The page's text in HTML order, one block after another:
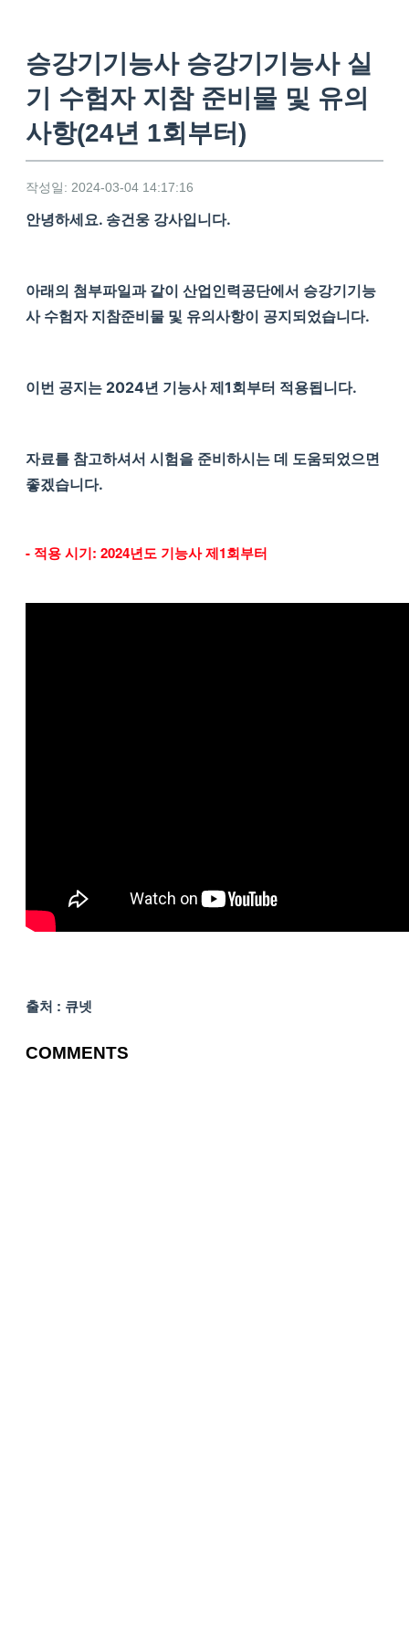
승강기기능사 승강기기능사 실
기 수험자 지참 준비물 및 유의
사항(24년 1회부터)
작성일: 2024-03-04 14:17:16
안녕하세요. 송건웅 강사입니다.
아래의 첨부파일과 같이 산업인력공단에서 승강기기능
사 수험자 지참준비물 및 유의사항이 공지되었습니다.
이번 공지는 2024년 기능사 제1회부터 적용됩니다.
자료를 참고하셔서 시험을 준비하시는 데 도움되었으면
좋겠습니다.
- 적용 시기: 2024년도 기능사 제1회부터
출처 : 큐넷
COMMENTS